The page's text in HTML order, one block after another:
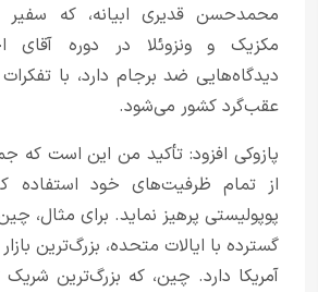
محمدحسن قدیری ابیانه، که سفیر
مکزیک و ونزوئلا در دوره آقای
دیدگاه‌هایی ضد برجام دارد، با
عقب‌گرد کشور می‌شود.
پازوکی افزود: تأکید من این است که
از تمام ظرفیت‌های خود استفاده
پوپولیستی پرهیز نماید. برای مثال،
گسترده با ایالات متحده، بزرگ‌ترین
آمریکا دارد. چین، که بزرگ‌ترین